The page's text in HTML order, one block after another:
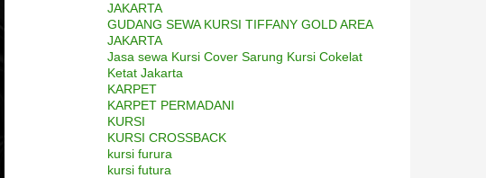
JAKARTA
GUDANG SEWA KURSI TIFFANY GOLD AREA
JAKARTA
Jasa sewa Kursi Cover Sarung Kursi Cokelat
Ketat Jakarta
KARPET
KARPET PERMADANI
KURSI
KURSI CROSSBACK
kursi furura
kursi futura